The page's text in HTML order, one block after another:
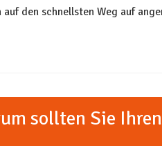
auf den schnellsten Weg auf
sollten Sie